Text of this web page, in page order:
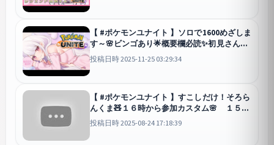
【 #ポケモンユナイト 】ソロで1600めざしま
す～🌸ビンゴあり🌟概要欄必読✨初見さん歓
迎【 #個人勢vtuber / 胡桃眠 】
投稿日時 2025-11-25 03:29:34
【 #ポケモンユナイト 】すこしだけ！そろら
んくま🧸１６時から参加カスタム🌸 １５０
０目指すよ～ 初見さん歓迎💜【 #新人
vtuber / 胡桃眠 】
投稿日時 2025-08-24 17:18:39